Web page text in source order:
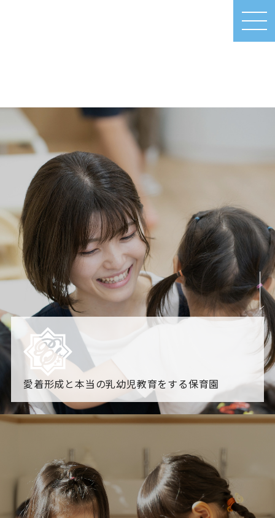
MEN
U
愛着形成と本当の乳幼児教育をする保育園
園からのお知らせ
「すくすく子育て」でリトルスター保育園が紹介されま
各園のブログ
2026.08.05 【そら組】誕生会2026.08.05 【つき組】水遊